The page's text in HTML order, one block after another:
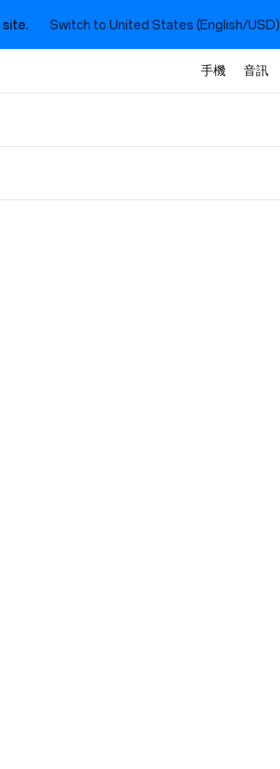
site. Switch to United States (English/USD)
手機 音訊